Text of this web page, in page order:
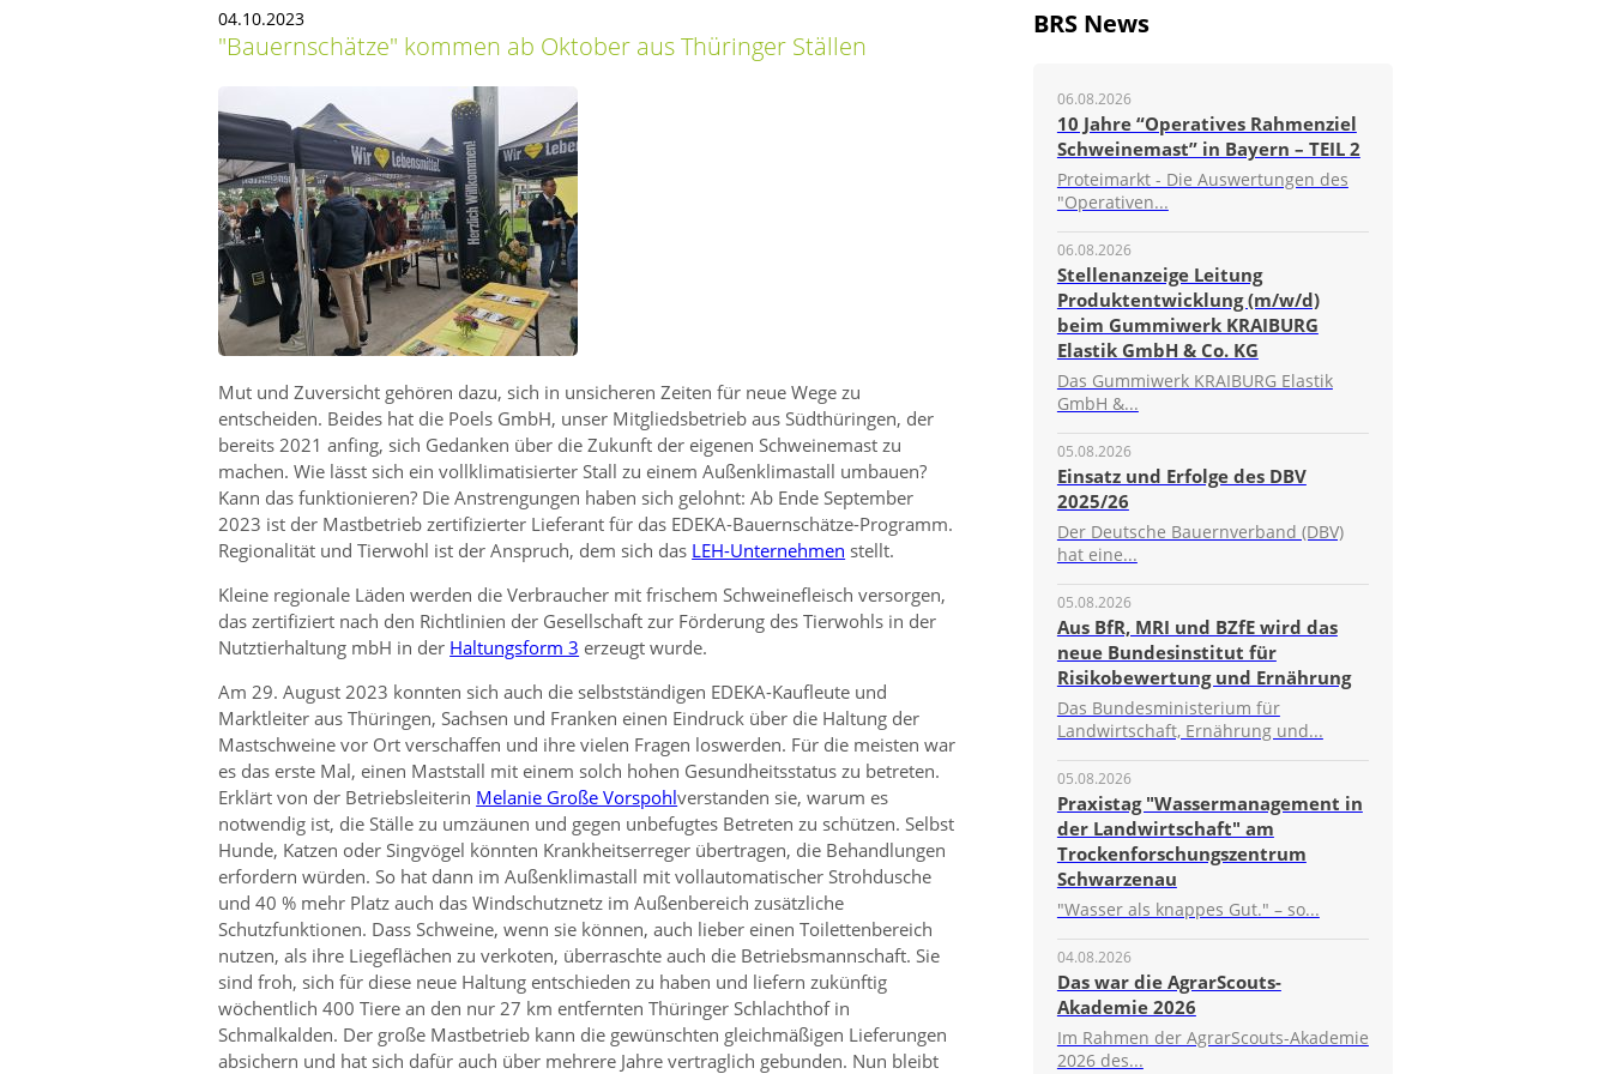
BRS News
06.08.2026
10 Jahre “Operatives Rahmenziel
Schweinemast” in Bayern – TEIL 2
Proteimarkt - Die Auswertungen des
"Operativen...
06.08.2026
Stellenanzeige Leitung
Produktentwicklung (m/w/d)
beim Gummiwerk KRAIBURG
Elastik GmbH & Co. KG
Das Gummiwerk KRAIBURG Elastik
GmbH &...
05.08.2026
Einsatz und Erfolge des DBV
2025/26
Der Deutsche Bauernverband (DBV)
hat eine...
05.08.2026
Aus BfR, MRI und BZfE wird das
neue Bundesinstitut für
Risikobewertung und Ernährung
Das Bundesministerium für
Landwirtschaft, Ernährung und...
05.08.2026
Praxistag "Wassermanagement in
der Landwirtschaft" am
Trockenforschungszentrum
Schwarzenau
"Wasser als knappes Gut." – so...
04.08.2026
Das war die AgrarScouts-
Akademie 2026
Im Rahmen der AgrarScouts-Akademie
2026 des...
04.10.2023
Bauernschätze kommen ab Oktober aus Thüringer Ställen
Mut und Zuversicht gehören dazu, sich in unsicheren Zeiten für neue Wege zu
entscheiden. Beides hat die Poels GmbH, unser Mitgliedsbetrieb aus Südthüringen, der
bereits 2021 anfing, sich Gedanken über die Zukunft der eigenen Schweinemast zu
machen. Wie lässt sich ein vollklimatisierter Stall zu einem Außenklimastall umbauen?
Kann das funktionieren? Die Anstrengungen haben sich gelohnt: Ab Ende September
2023 ist der Mastbetrieb zertifizierter Lieferant für das EDEKA-Bauernschätze-Programm.
Regionalität und Tierwohl ist der Anspruch, dem sich das LEH-Unternehmen stellt.
Kleine regionale Läden werden die Verbraucher mit frischem Schweinefleisch versorgen,
das zertifiziert nach den Richtlinien der Gesellschaft zur Förderung des Tierwohls in der
Nutztierhaltung mbH in der Haltungsform 3 erzeugt wurde.
Am 29. August 2023 konnten sich auch die selbstständigen EDEKA-Kaufleute und
Marktleiter aus Thüringen, Sachsen und Franken einen Eindruck über die Haltung der
Mastschweine vor Ort verschaffen und ihre vielen Fragen loswerden. Für die meisten war
es das erste Mal, einen Maststall mit einem solch hohen Gesundheitsstatus zu betreten.
Erklärt von der Betriebsleiterin Melanie Große Vorspohlverstanden sie, warum es
notwendig ist, die Ställe zu umzäunen und gegen unbefugtes Betreten zu schützen. Selbst
Hunde, Katzen oder Singvögel könnten Krankheitserreger übertragen, die Behandlungen
erfordern würden. So hat dann im Außenklimastall mit vollautomatischer Strohdusche
und 40 % mehr Platz auch das Windschutznetz im Außenbereich zusätzliche
Schutzfunktionen. Dass Schweine, wenn sie können, auch lieber einen Toilettenbereich
nutzen, als ihre Liegeflächen zu verkoten, überraschte auch die Betriebsmannschaft. Sie
sind froh, sich für diese neue Haltung entschieden zu haben und liefern zukünftig
wöchentlich 400 Tiere an den nur 27 km entfernten Thüringer Schlachthof in
Schmalkalden. Der große Mastbetrieb kann die gewünschten gleichmäßigen Lieferungen
absichern und hat sich dafür auch über mehrere Jahre vertraglich gebunden. Nun bleibt